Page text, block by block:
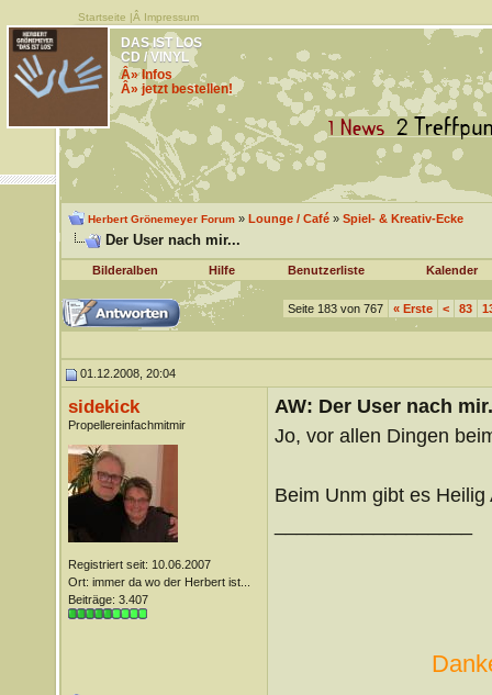
Startseite |Â Impressum
DAS IST LOS
CD / VINYL
Â» Infos
Â» jetzt bestellen!
Herbert Grönemeyer Forum» Lounge / Café» Spiel- & Kreativ-Ecke
Der User nach mir...
Bilderalben Hilfe Benutzerliste Kalender
Seite 183 von 767 «Erste < 83
01.12.2008, 20:04
sidekick
Propellereinfachmitmir
Registriert seit: 10.06.2007
Ort: immer da wo der Herbert ist...
Beiträge: 3.407
AW: Der User nach
Jo, vor allen Dingen
Beim Unm gibt es